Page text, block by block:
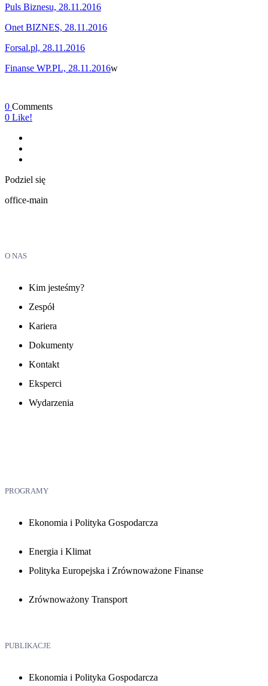
Puls Biznesu, 28.11.2016
Onet BIZNES, 28.11.2016
Forsal.pl, 28.11.2016
Finanse WP.PL, 28.11.2016w
0 Comments
0 Like!
Podziel się
office-main
O NAS
Kim jesteśmy?
Zespół
Kariera
Dokumenty
Kontakt
Eksperci
Wydarzenia
PROGRAMY
Ekonomia i Polityka Gospodarcza
Energia i Klimat
Polityka Europejska i Zrównoważone Finanse
Zrównoważony Transport
PUBLIKACJE
Ekonomia i Polityka Gospodarcza